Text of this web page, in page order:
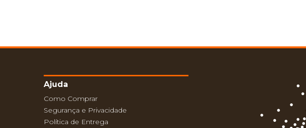
Ajuda
Como Comprar
Segurança e Privacidade
Política de Entrega